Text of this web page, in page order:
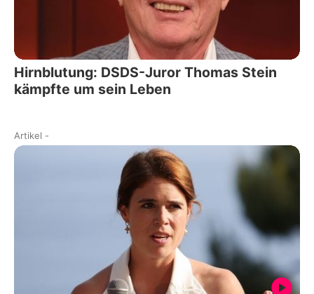
Hirnblutung: DSDS-Juror Thomas Stein
kämpfte um sein Leben
Artikel -